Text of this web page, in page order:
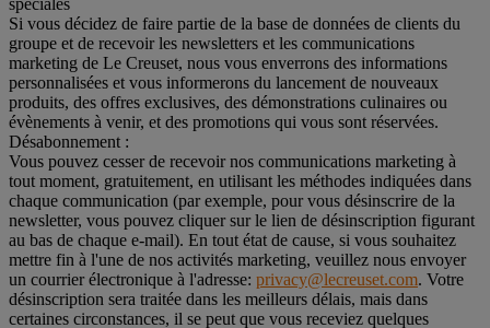
Si vous décidez de faire partie de la base de données de clients du
groupe et de recevoir les newsletters et les communications
marketing de Le Creuset, nous vous enverrons des informations
personnalisées et vous informerons du lancement de nouveaux
produits, des offres exclusives, des démonstrations culinaires ou
évènements à venir, et des promotions qui vous sont réservées.
Désabonnement :
Vous pouvez cesser de recevoir nos communications marketing à
tout moment, gratuitement, en utilisant les méthodes indiquées dans
chaque communication (par exemple, pour vous désinscrire de la
newsletter, vous pouvez cliquer sur le lien de désinscription figurant
au bas de chaque e-mail). En tout état de cause, si vous souhaitez
mettre fin à l'une de nos activités marketing, veuillez nous envoyer
un courrier électronique à l'adresse: privacy@lecreuset.com. Votre
désinscription sera traitée dans les meilleurs délais, mais dans
certaines circonstances, il se peut que vous receviez quelques